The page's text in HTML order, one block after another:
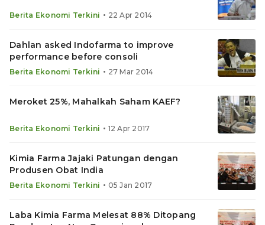
Berita Ekonomi Terkini • 22 Apr 2014
Dahlan asked Indofarma to improve
performance before consoli
Berita Ekonomi Terkini • 27 Mar 2014
Meroket 25%, Mahalkah Saham KAEF?
Berita Ekonomi Terkini • 12 Apr 2017
Kimia Farma Jajaki Patungan dengan
Produsen Obat India
Berita Ekonomi Terkini • 05 Jan 2017
Laba Kimia Farma Melesat 88% Ditopang